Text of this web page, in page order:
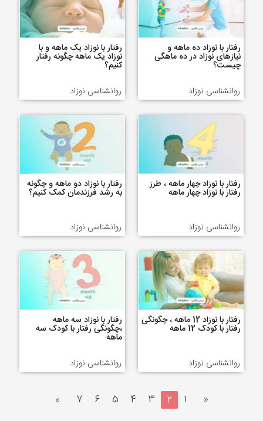
رفتار با نوزاد ده ماهه و
نیازهای نوزاد در ده ماهگی
چیست؟
روانشناسی نوزاد
رفتار با نوزاد یک ماهه و با
نوزاد یک ماهه چگونه رفتار
کنیم؟
روانشناسی نوزاد
رفتار با نوزاد چهار ماهه ، طرز
رفتار با نوزاد چهار ماهه
روانشناسی نوزاد
رفتار با نوزاد دو ماهه و چگونه
به رشد فرزندمان کمک کنیم؟
روانشناسی نوزاد
رفتار با نوزاد 12 ماهه ، چگونگی
رفتار با کودک 12 ماهه
روانشناسی نوزاد
رفتار با نوزاد سه ماهه
،چگونگی رفتار با کودک سه
ماهه
روانشناسی نوزاد
«
1
2
3
4
5
6
7
»